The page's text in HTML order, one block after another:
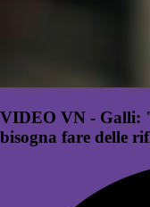
VIDEO VN - Galli:
bisogna fare delle